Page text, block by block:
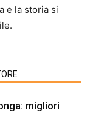
e la storia si
migliori